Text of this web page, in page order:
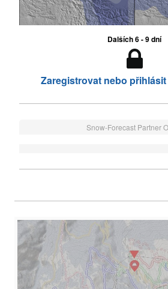
Dalších 6 - 9 dní
Zaregistrovat nebo
Snow-Forecast Partner